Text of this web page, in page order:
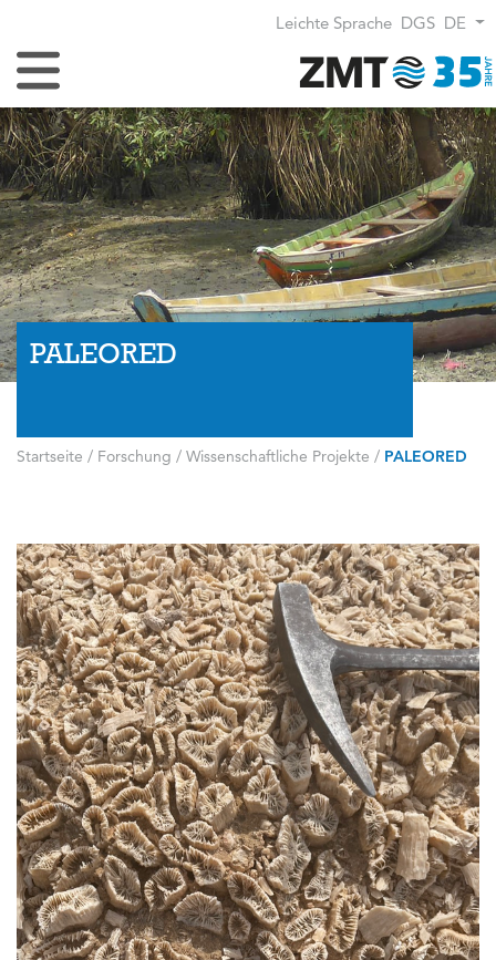
Leichte Sprache DGS DE
Navigation umschalten
PALEORED
Startseite / Forschung / Wissenschaftliche Projekte / PALEORED